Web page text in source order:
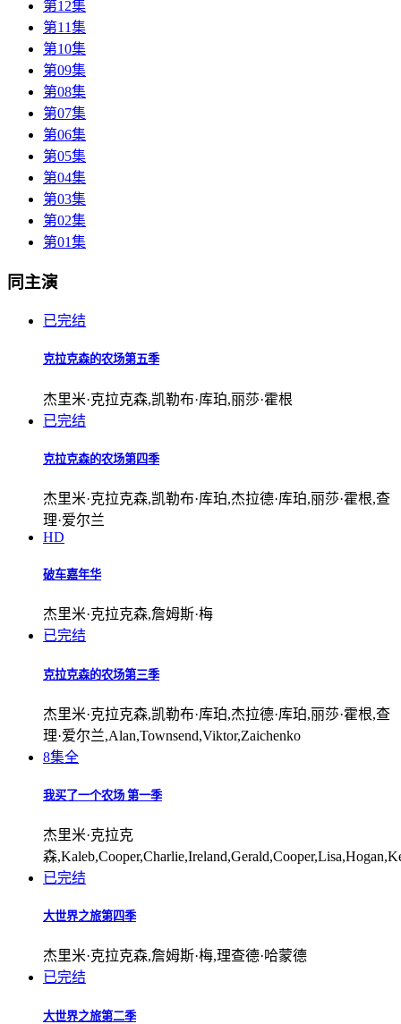
第12集
第11集
第10集
第09集
第08集
第07集
第06集
第05集
第04集
第03集
第02集
第01集
同主演
已完结
克拉克森的农场第五季
杰里米·克拉克森,凯勒布·库珀,丽莎·霍根
已完结
克拉克森的农场第四季
杰里米·克拉克森,凯勒布·库珀,杰拉德·库珀,丽莎·霍根,查
理·爱尔兰
HD
破车嘉年华
杰里米·克拉克森,詹姆斯·梅
已完结
克拉克森的农场第三季
杰里米·克拉克森,凯勒布·库珀,杰拉德·库珀,丽莎·霍根,查
理·爱尔兰,Alan,Townsend,Viktor,Zaichenko
8集全
我买了一个农场 第一季
杰里米·克拉克
森
已完结
大世界之旅第四季
杰里米·克拉克森,詹姆斯·梅,理查德·哈蒙德
已完结
大世界之旅第二季